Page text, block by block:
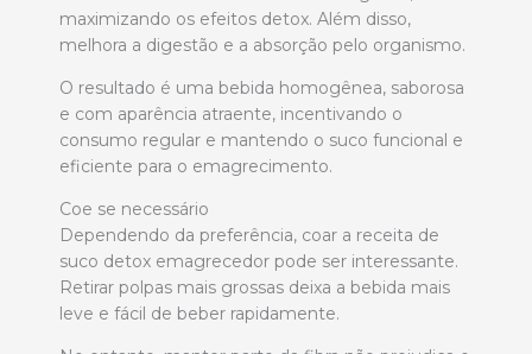
maximizando os efeitos detox. Além disso,
melhora a digestão e a absorção pelo organismo.
O resultado é uma bebida homogênea, saborosa
e com aparência atraente, incentivando o
consumo regular e mantendo o suco funcional e
eficiente para o emagrecimento.
Coe se necessário
Dependendo da preferência, coar a receita de
suco detox emagrecedor pode ser interessante.
Retirar polpas mais grossas deixa a bebida mais
leve e fácil de beber rapidamente.